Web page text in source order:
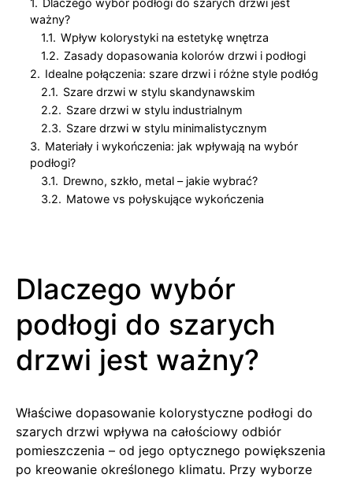
ważny?
1.1. Wpływ kolorystyki na estetykę wnętrza
1.2. Zasady dopasowania kolorów drzwi i podłogi
2. Idealne połączenia: szare drzwi i różne style podłóg
2.1. Szare drzwi w stylu skandynawskim
2.2. Szare drzwi w stylu industrialnym
2.3. Szare drzwi w stylu minimalistycznym
3. Materiały i wykończenia: jak wpływają na wybór
podłogi?
3.1. Drewno, szkło, metal – jakie wybrać?
3.2. Matowe vs połyskujące wykończenia
Dlaczego wybór
podłogi do szarych
drzwi jest ważny?
Właściwe dopasowanie kolorystyczne podłogi do
szarych drzwi wpływa na całościowy odbiór
pomieszczenia – od jego optycznego powiększenia
po kreowanie określonego klimatu. Przy wyborze